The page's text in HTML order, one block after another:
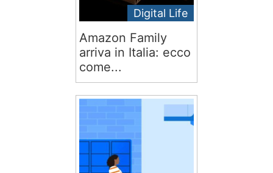
Digital Life
Amazon Family
arriva in Italia: ecco
come...